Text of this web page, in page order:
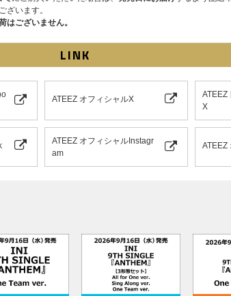
応募期間：
当落発表：2024年11月15日（金）20:00頃
2024年11月8日（金）11:00～2024年11月18日
対象イベント：ビデオ通話会②（2025年1月11日）、“星
2024年11月8日（金）11:00～2024年11月24日
当落発表：2024年11月28日（木）20:00頃
※各回の締切間近などの時間帯によっては、繋がりにくい
その他詳細はこちらをご確認ください。
※初回プレス分のみの封入特典となります。初回分終了後
了承ください。
ざいます。
はございません。
LINK
ATEEZ オフィシャルX
ATEEZ
X
ATEEZ オフィシャルInstagr
am
ATEEZ